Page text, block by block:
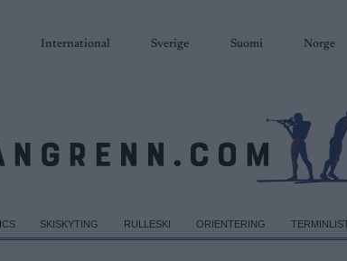
International Sverige Suomi Norge
SKISKYTING RULLESKI ORIENTERING